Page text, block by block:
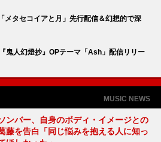
メタセコイアと月」先行配信＆幻想的で深
鬼人幻燈抄』OPテーマ「Ash」配信リリー
MUSIC NEWS
ンバー、自身のボディ・イメージとの
藤を告白「同じ悩みを抱える人に知っ